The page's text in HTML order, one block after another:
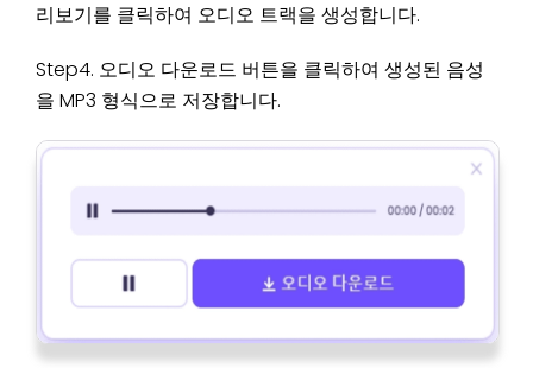
리보기를 클릭하여 오디오 트랙을 생성합니다.
Step4. 오디오 다운로드 버튼을 클릭하여 생성된 음성
을 MP3 형식으로 저장합니다.